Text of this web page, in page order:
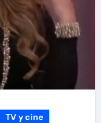
TV y cine